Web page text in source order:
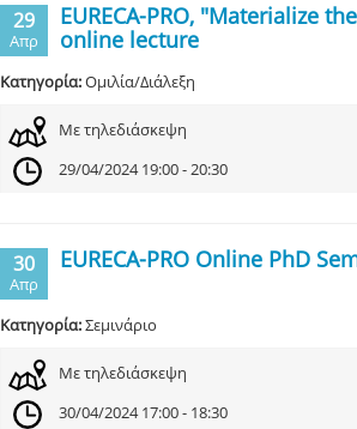
29
Απρ
EURECA-PRO, "Materialize
online lecture
Κατηγορία:Ομιλία/Διάλεξη
Με τηλεδιάσκεψη
29/04/2024 19:00 - 20:30
30
Απρ
EURECA-PRO Online PhD
Κατηγορία:Σεμινάριο
Με τηλεδιάσκεψη
30/04/2024 17:00 - 18:30